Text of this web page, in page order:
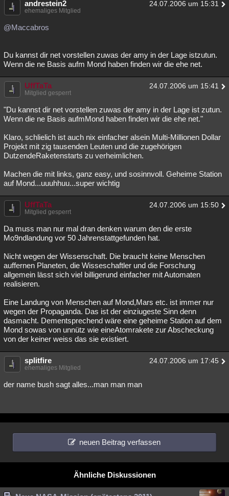
andrestein2 24.07.2006 um 15:31
ehemaliges Mitglied
@Maccabros
Du kannst dir net vorstellen zuwas der amy in der Lage istzutun.
Wenn die ne Basis aufm Mond haben finden wir die ehe net.
UffTaTa 24.07.2006 um 15:41
Mitglied gesperrt
"Du kannst dir net vorstellen zuwas der amy in der Lage ist zutun.
Wenn die ne Basis aufmMond haben finden wir die ehe net."
Klaro, schlielich ist auch nix einfacher alsein Multi-Millionen Dollar
Projekt mit zig tausenden Leuten und die zugehörigen
DutzendeRaketenstarts zu verheimlichen.
Machen die mit links, ganz easy, und sosinnvoll. Geheime Station
auf Mond...uuuhhuu...super wichtig
UffTaTa 24.07.2006 um 15:50
Mitglied gesperrt
Da muss man nur mal dran denken warum den die erste
Mo9ndlandung vor 50 Jahrenstattgefunden hat.
Nicht wegen der Wissenschaft. Die braucht keine Menschen
auffernen Planeten, die Wisseschaftler und die Forschung
allgemein lässt sich viel billigerund einfacher mit Automaten
realisieren.
Eine Landung von Menschen auf Mond,Mars etc. ist immer nur
wegen der Propaganda. Das ist der einziugeste Sinn denn
dasmacht. Dementsprechend wäre eine geheime Station auf dem
Mond sowas von unnütz wie eineAtomrakete zur Abscheckung
von der keiner weiss das sie existiert.
splitfire 24.07.2006 um 17:45
ehemaliges Mitglied
der name bush sagt alles...man man man
neuen Beitrag verfassen
Ähnliche Diskussionen